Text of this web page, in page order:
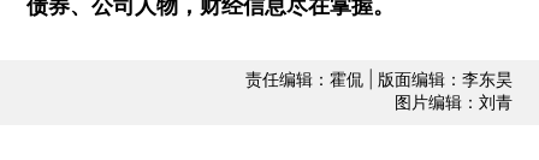
责任编辑：霍侃 | 版面编辑：李东昊
图片编辑：刘青